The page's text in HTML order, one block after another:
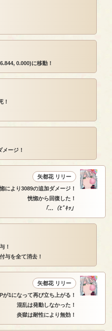
0.000)に移動！
！
ージ！
矢都花 リリー
により3089の追加ダメージ！
恍惚から回復した！
「…（ﾋﾟｷｯ」
！
与を全て消去！
矢都花 リリー
が1になって再び立ち上がる！
混乱は発動しなかった！
炎獄は耐性により無効！